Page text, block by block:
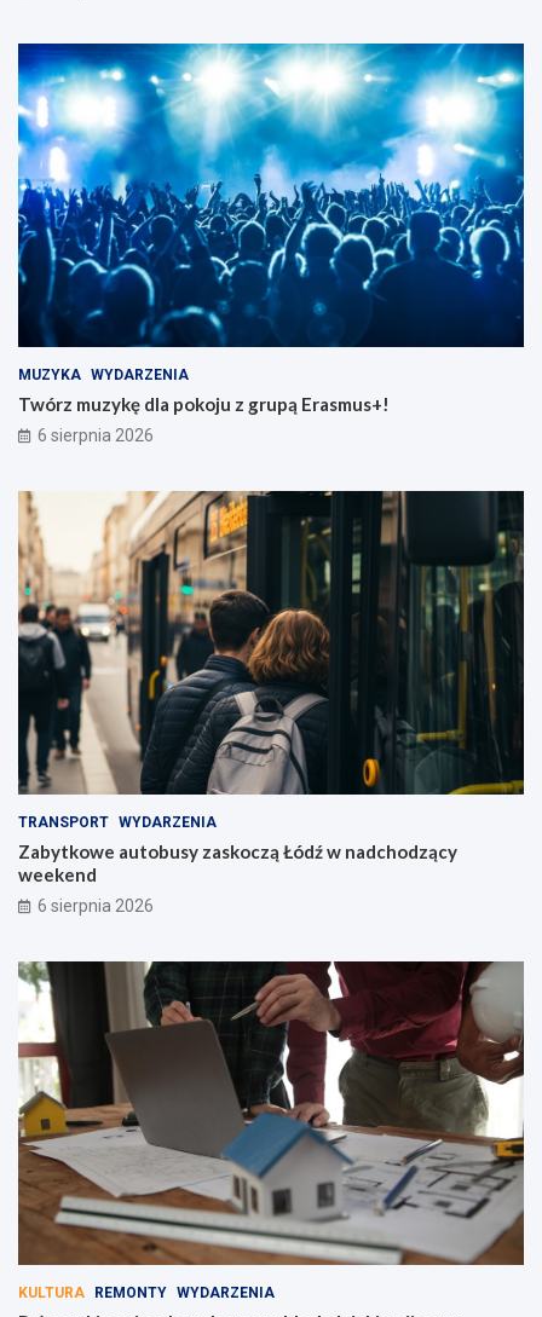
MUZYKA WYDARZENIA
Twórz muzykę dla pokoju z grupą Erasmus+!
6 sierpnia 2026
TRANSPORT WYDARZENIA
Zabytkowe autobusy zaskoczą Łódź w nadchodzący
weekend
6 sierpnia 2026
KULTURA REMONTY WYDARZENIA